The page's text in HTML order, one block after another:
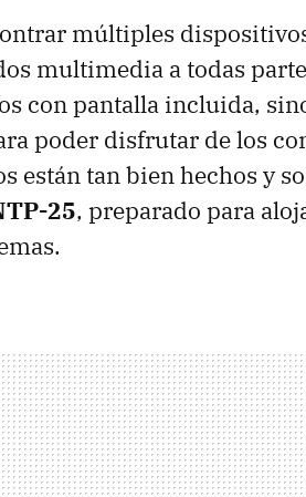
múltiples
multimedia a todas
con pantalla incluida,
poder disfrutar de los
están tan bien hechos y
25, preparado para